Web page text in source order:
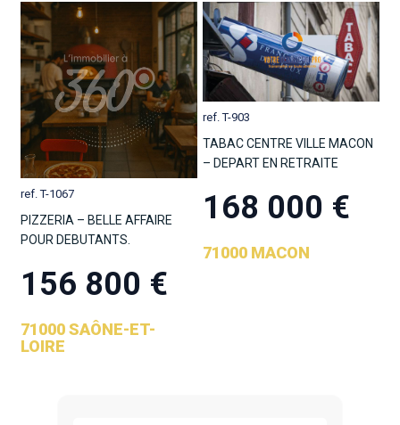
ref. T-1067
PIZZERIA – BELLE AFFAIRE
POUR DEBUTANTS.
156 800 €
71000 SAÔNE-ET-
LOIRE
ref. T-903
TABAC CENTRE VILLE MACON
– DEPART EN RETRAITE
168 000 €
71000 MACON